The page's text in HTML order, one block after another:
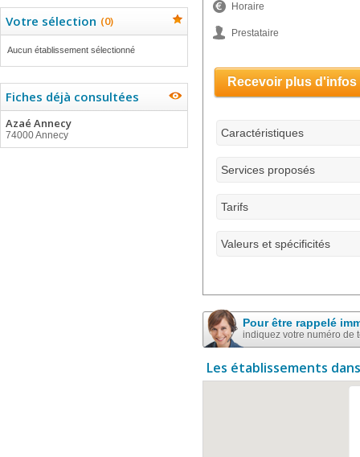
Votre sélection (0)
Aucun établissement sélectionné
Fiches déjà consultées
Azaé Annecy
74000 Annecy
Horaire
Prestataire
Recevoir plus d'infos
Caractéristiques
Services proposés
Tarifs
Valeurs et spécificités
Pour être rappelé
indiquez votre numéro de
Les établissements